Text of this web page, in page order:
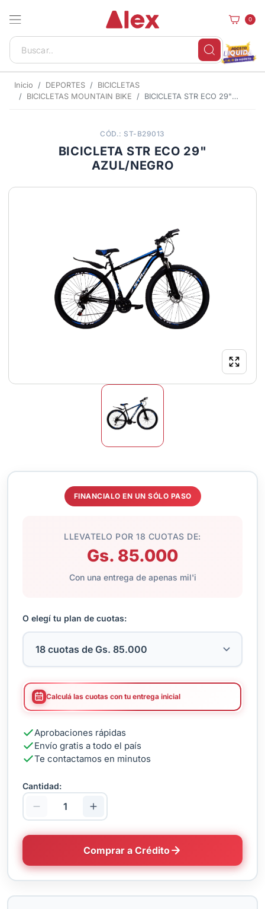
0
Inicio DEPORTES
BICICLETAS
BICICLETAS MOUNTAIN BIKE
BICICLETA STR ECO 29" AZUL/NEGRO
CÓD.: ST-B29013
BICICLETA STR ECO 29"
AZUL/NEGRO
FINANCIALO EN UN SÓLO PASO
LLEVATELO POR 18 CUOTAS DE:
Gs. 85.000
Con una entrega de apenas mil'i
O elegí tu plan de cuotas:
Calculá las cuotas con tu entrega inicial
Aprobaciones rápidas
Envío gratis a todo el país
Te contactamos en minutos
Cantidad:
Comprar a Crédito